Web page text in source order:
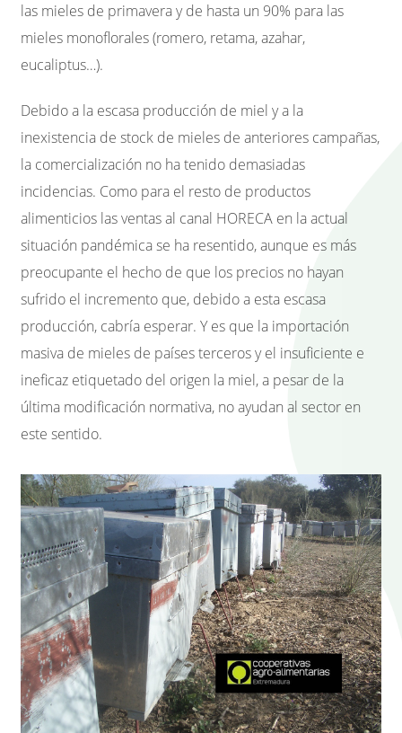
las mieles de primavera y de hasta un 90% para las
mieles monoflorales (romero, retama, azahar,
eucaliptus…).
Debido a la escasa producción de miel y a la
inexistencia de stock de mieles de anteriores campañas,
la comercialización no ha tenido demasiadas
incidencias. Como para el resto de productos
alimenticios las ventas al canal HORECA en la actual
situación pandémica se ha resentido, aunque es más
preocupante el hecho de que los precios no hayan
sufrido el incremento que, debido a esta escasa
producción, cabría esperar. Y es que la importación
masiva de mieles de países terceros y el insuficiente e
ineficaz etiquetado del origen la miel, a pesar de la
última modificación normativa, no ayudan al sector en
este sentido.